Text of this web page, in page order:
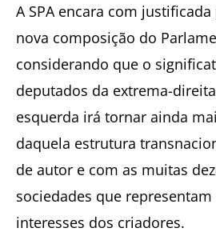
A SPA encara com
nova composição do
considerando que o
deputados da extrema-
esquerda irá tornar ainda
daquela estrutura
de autor e com as muitas
sociedades que
interesses dos criadores.